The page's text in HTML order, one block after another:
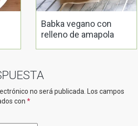
Babka vegano con
relleno de amapola
no será publicada.
Los campos
con *